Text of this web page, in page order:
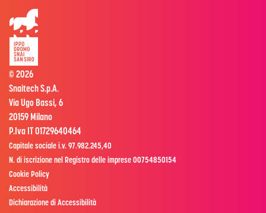
© 2026
Snaitech S.p.A.
Via Ugo Bassi, 6
20159 Milano
P.Iva IT 01729640464
Capitale sociale i.v. 97.982.245,40
N. di iscrizione nel Registro delle imprese 00754850154
Cookie Policy
Accessibilità
Dichiarazione di Accessibilità